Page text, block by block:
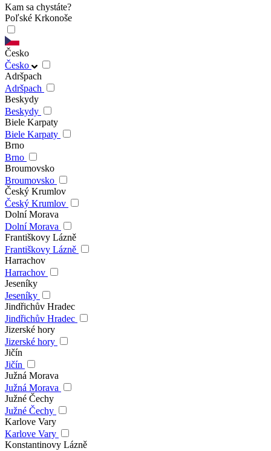
Kam sa chystáte?
Poľské Krkonoše
Česko
Česko
Adršpach
Adršpach
Beskydy
Beskydy
Biele Karpaty
Biele Karpaty
Brno
Brno
Broumovsko
Broumovsko
Český Krumlov
Český Krumlov
Dolní Morava
Dolní Morava
Františkovy Lázně
Františkovy Lázně
Harrachov
Harrachov
Jeseníky
Jeseníky
Jindřichův Hradec
Jindřichův Hradec
Jizerské hory
Jizerské hory
Jičín
Jičín
Južná Morava
Južná Morava
Južné Čechy
Južné Čechy
Karlove Vary
Karlove Vary
Konstantinovy Lázně